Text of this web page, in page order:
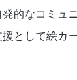
的なコミュ
として絵カ